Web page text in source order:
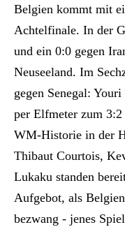
Belgien kommt mit
Achtelfinale. In der
und ein 0:0 gegen
Neuseeland. Im
gegen Senegal:
per Elfmeter zum 3:2
WM-Historie in der
Thibaut Courtois,
Lukaku standen
Aufgebot, als
bezwang - jenes